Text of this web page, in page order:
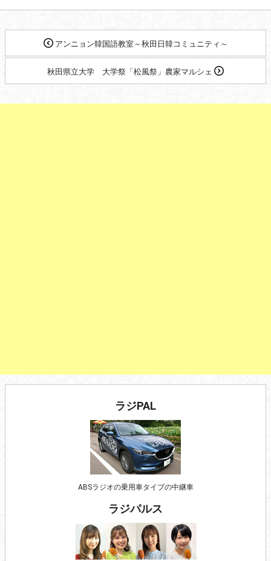
アンニョン韓国語教室～秋田日韓コミュニティ～
秋田県立大学 大学祭「松風祭」農家マルシェ
ラジPAL
ABSラジオの乗用車タイプの中継車
ラジパルス